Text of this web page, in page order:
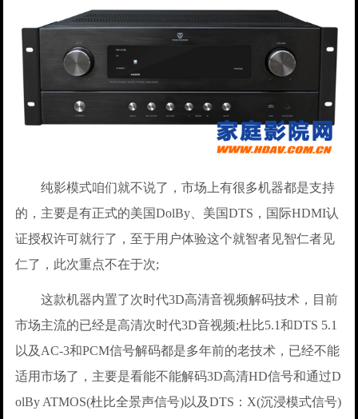
纯影模式咱们就不说了，市场上有很多机器都是支持
的，主要是有正式的美国DolBy、美国DTS，国际HDMI认
证授权许可就行了，至于用户体验这个就智者见智仁者见
仁了，此次重点不在于次;
这款机器内置了次时代3D高清音视频解码技术，目前
市场主流的已经是高清次时代3D音视频;杜比5.1和DTS 5.1
以及AC-3和PCM信号解码都是多年前的老技术，已经不能
适用市场了，主要是看能不能解码3D高清HD信号和通过D
olBy ATMOS(杜比全景声信号)以及DTS：X(沉浸模式信号)